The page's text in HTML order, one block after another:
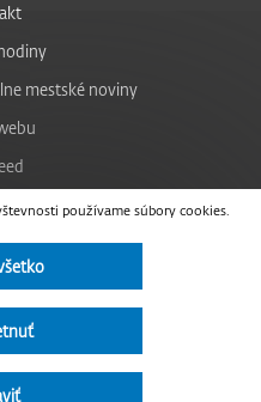
používame súbory cookies.
mestské noviny
cookies